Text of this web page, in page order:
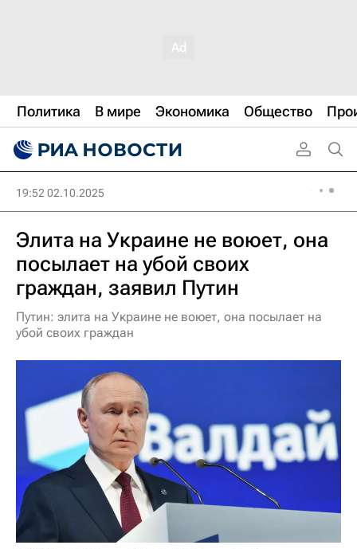
Политика В мире Экономика Общество
19:52 02.10.2025
Элита на Украине не воюет, она
посылает на убой своих
граждан, заявил Путин
Путин: элита на Украине не воюет, она посылает на
убой своих граждан